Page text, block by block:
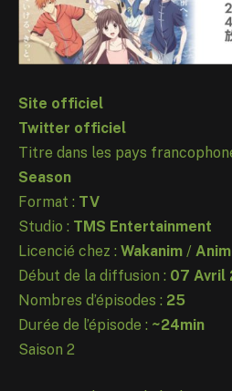
Site officiel
Twitter officiel
Titre dans les pays
Season
Format : TV
Studio : TMS Entertainment
Licencié chez : Wakanim /
Début de la diffusion : 07 Avril
Nombres d’épisodes : 25
Durée de l’épisode : ~24min
Saison 2